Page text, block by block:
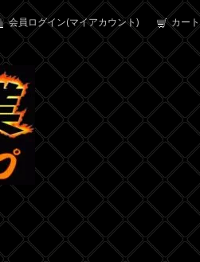
会員ログイン(マイアカウント) カー